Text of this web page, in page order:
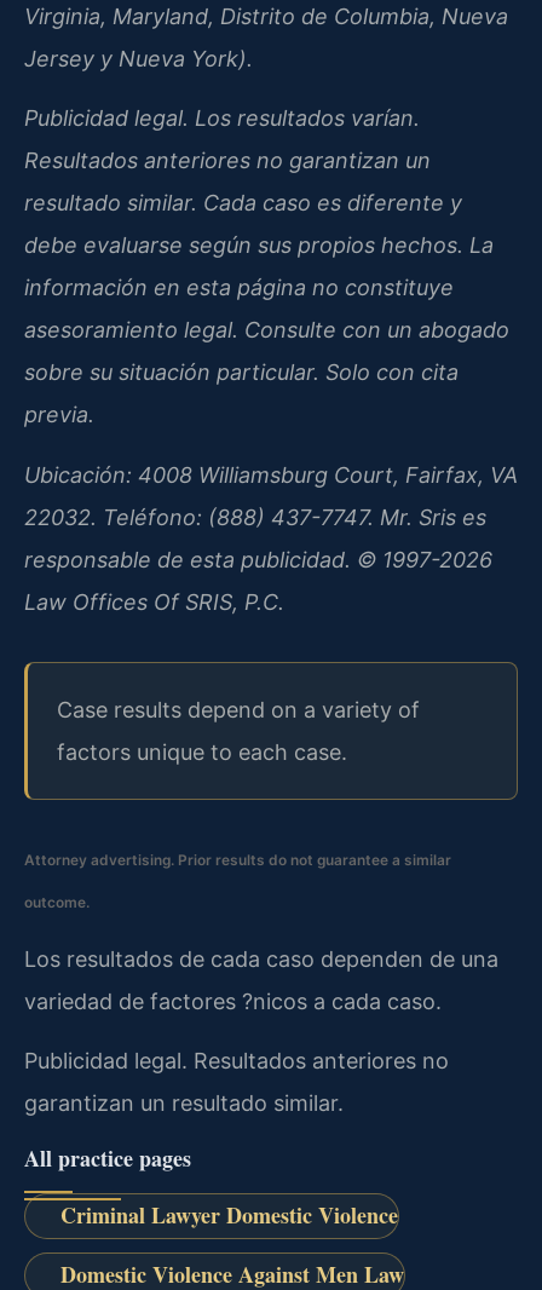
Virginia, Maryland, Distrito de Columbia, Nueva
Jersey y Nueva York).
Publicidad legal. Los resultados varían.
Resultados anteriores no garantizan un
resultado similar. Cada caso es diferente y
debe evaluarse según sus propios hechos. La
información en esta página no constituye
asesoramiento legal. Consulte con un abogado
sobre su situación particular. Solo con cita
previa.
Ubicación: 4008 Williamsburg Court, Fairfax, VA
22032. Teléfono: (888) 437-7747. Mr. Sris es
responsable de esta publicidad. © 1997-2026
Law Offices Of SRIS, P.C.
Case results depend on a variety of
factors unique to each case.
Attorney advertising. Prior results do not guarantee a similar
outcome.
Los resultados de cada caso dependen de una
variedad de factores ?nicos a cada caso.
Publicidad legal. Resultados anteriores no
garantizan un resultado similar.
All practice pages
Criminal Lawyer Domestic Violence
Domestic Violence Against Men Law